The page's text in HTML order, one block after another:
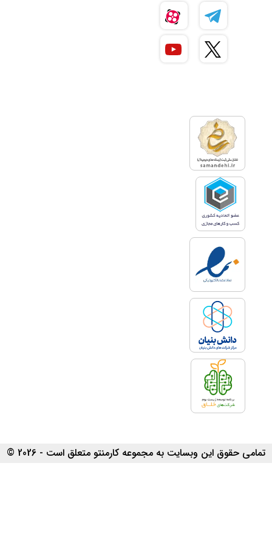
تمامی حقوق این وبسایت به مجموعه کارمنتو متعلق است - 2026 ©